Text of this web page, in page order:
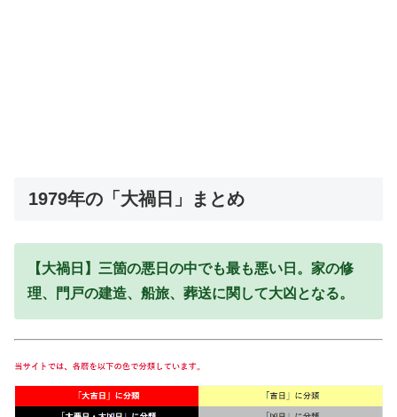
1979年の「大禍日」まとめ
【大禍日】三箇の悪日の中でも最も悪い日。家の修
理、門戸の建造、船旅、葬送に関して大凶となる。